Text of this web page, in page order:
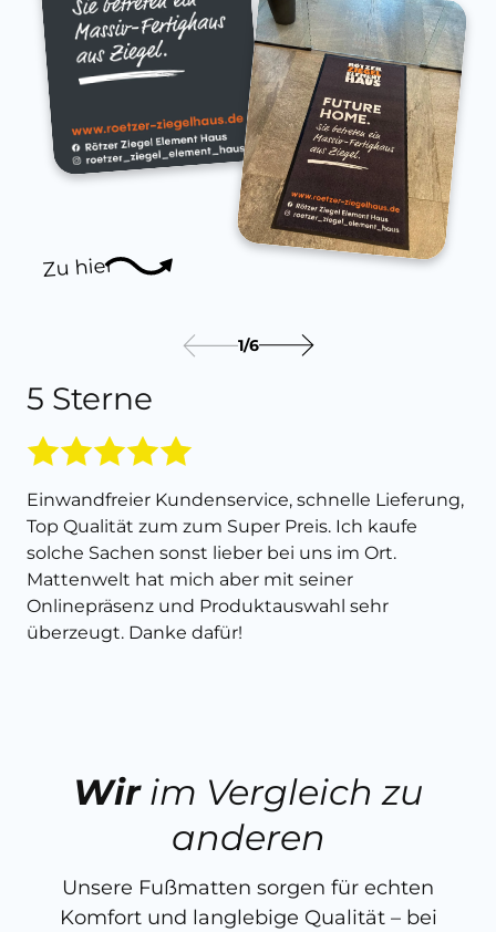
Zu hier
5 Sterne
Einwandfreier Kundenservice, schnelle Lieferung,
Top Qualität zum zum Super Preis. Ich kaufe
solche Sachen sonst lieber bei uns im Ort.
Mattenwelt hat mich aber mit seiner
Onlinepräsenz und Produktauswahl sehr
überzeugt. Danke dafür!
1/6
Wirim Vergleich zu
anderen
Unsere Fußmatten sorgen für echten
Komfort und langlebige Qualität – bei